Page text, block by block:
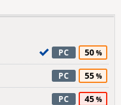
PC 50
PC 55
PC 45